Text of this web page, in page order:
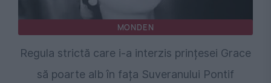
MONDEN
Regula strictă care i-a interzis prințesei Grace
să poarte alb în fața Suveranului Pontif